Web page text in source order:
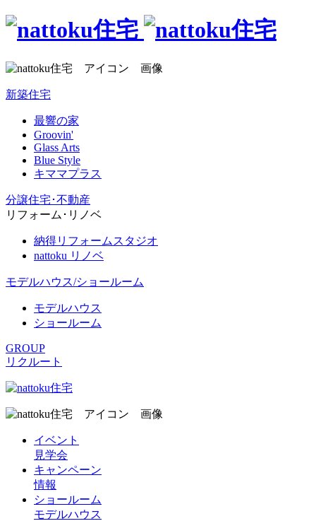
新築住宅
最響の家
Groovin'
Glass Arts
Blue Style
キママプラス
分譲住宅･不動産
リフォーム･リノベ
納得リフォームスタジオ
nattoku リノベ
モデルハウス/ショールーム
モデルハウス
ショールーム
GROUP
リクルート
イベント
見学会
キャンペーン
情報
ショールーム
モデルハウス